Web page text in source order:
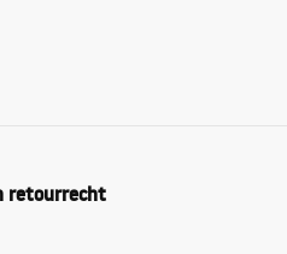
retourrecht